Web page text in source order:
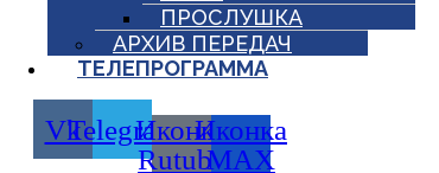
ПРОСЛУШКА
АРХИВ ПЕРЕДАЧ
ТЕЛЕПРОГРАММА
VkTelegramИконка
Rutube
Иконка
MAX